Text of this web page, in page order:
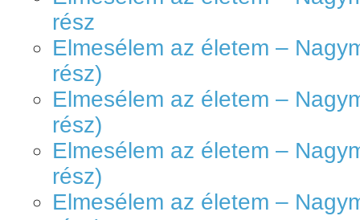
rész
Elmesélem az életem –
rész)
Elmesélem az életem –
rész)
Elmesélem az életem –
rész)
Elmesélem az életem –